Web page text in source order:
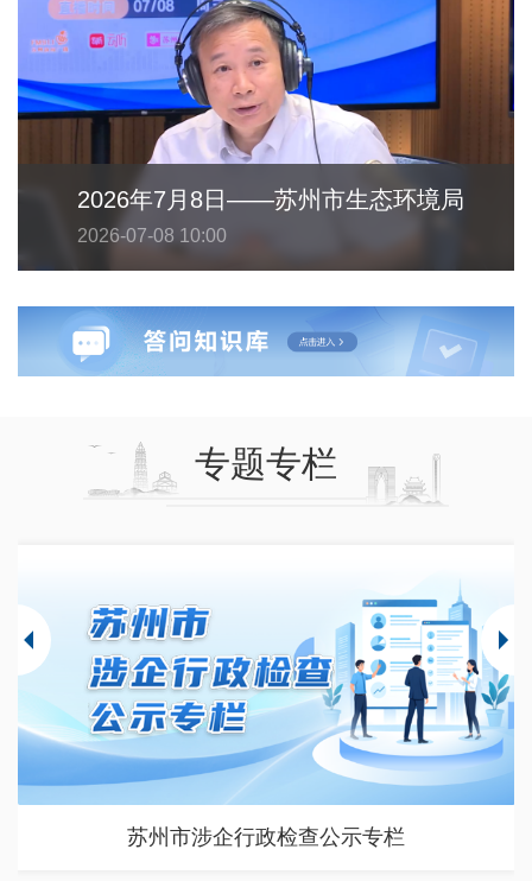
2026年7月8日——苏州市生态环境局
2026-07-08 10:00
专题专栏
苏州市涉企行政检查公示专栏